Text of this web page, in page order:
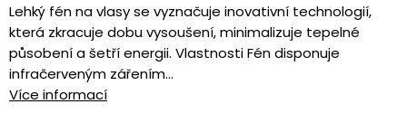
Lehký fén na vlasy se vyznačuje inovativní technologií,
která zkracuje dobu vysoušení, minimalizuje tepelné
působení a šetří energii. Vlastnosti Fén disponuje
infračerveným zářením...
Více informací